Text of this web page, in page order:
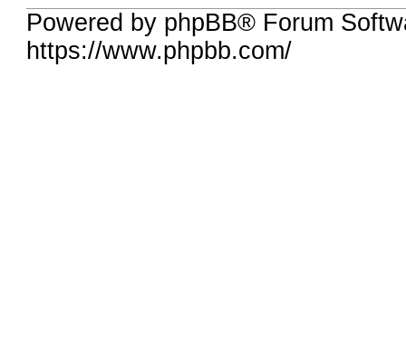
Powered by phpBB® Forum
https://www.phpbb.com/